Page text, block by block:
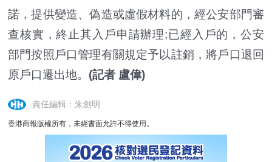
諾，提供變造、偽造或虛假材料的，經公安部門審
查核實，終止其入戶申請辦理;已經入戶的，公安
部門按照戶口管理有關規定予以註銷，將戶口退回
原戶口遷出地。 (記者 盧偉)
責任編輯：朱劍明
香港商報版權所有，未經書面允許不得使用。